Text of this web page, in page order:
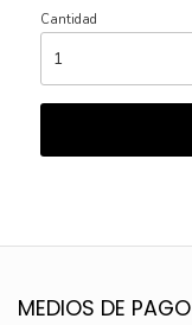
Cantidad
MEDIOS DE PAGO